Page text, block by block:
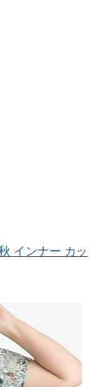
インナー カッ